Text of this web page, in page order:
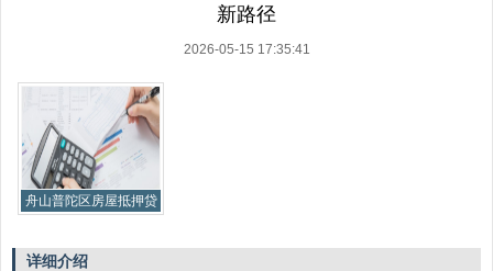
新路径
2026-05-15 17:35:41
舟山普陀区房屋抵押贷
详细介绍